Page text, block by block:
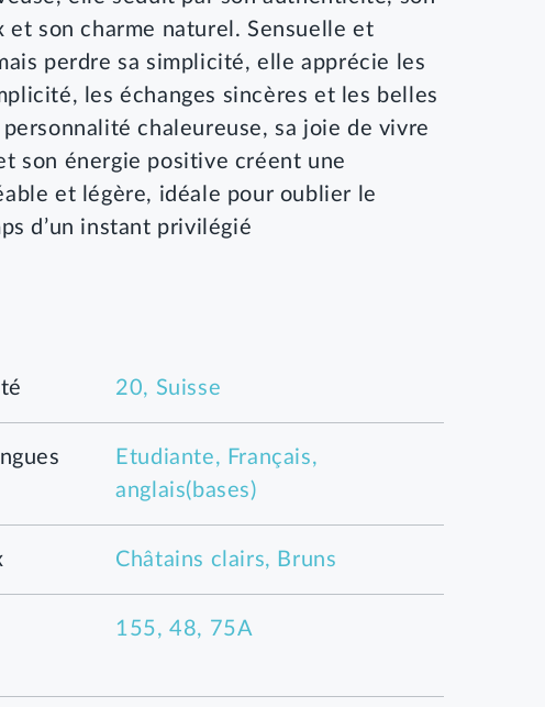
et son charme naturel. Sensuelle et
perdre sa simplicité, elle apprécie les
les échanges sincères et les belles
chaleureuse, sa joie de vivre
son énergie positive créent une
et légère, idéale pour oublier le
d’un instant privilégié
20, Suisse
Etudiante, Français,
anglais(bases)
Châtains clairs, Bruns
155, 48, 75A